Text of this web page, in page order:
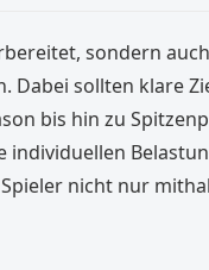
sondern
Dabei sollten klare
bis hin zu
individuellen
nicht nur